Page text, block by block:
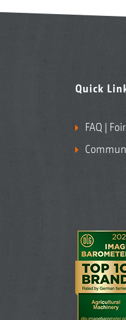
Quick
FAQ |